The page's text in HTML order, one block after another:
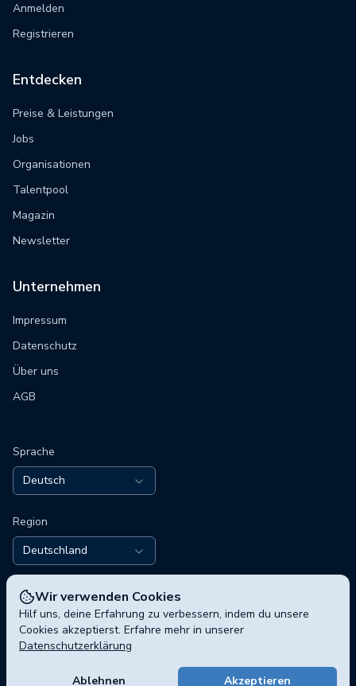
Wir verwenden Cookies
Hilf uns, deine Erfahrung zu verbessern, indem du unsere
Cookies akzeptierst. Erfahre mehr in unserer
Datenschutzerklärung
Ablehnen Akzeptieren
Anmelden
Registrieren
Entdecken
Preise & Leistungen
Jobs
Organisationen
Talentpool
Magazin
Newsletter
Unternehmen
Impressum
Datenschutz
Über uns
AGB
Sprache
Deutsch
Region
Deutschland
Deutschland